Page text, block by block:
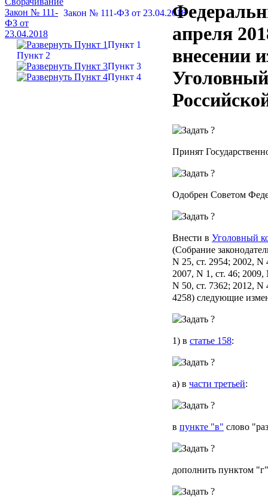
Закон № 111-ФЗ от 23.04.2018
Пункт 1
Пункт 2
Пункт 3
Пункт 4
апреля
внесении
Принят
Одобрен Советом
Внести в Уголовный
(Собрание
N 25, ст. 2954; 2002, N
2007, N 1, ст. 46; 2009,
N 50, ст. 7362; 2012, N
4258) следующие
1) в статье 158:
а) в части третьей:
в пункте "в" слово
дополнить пунктом